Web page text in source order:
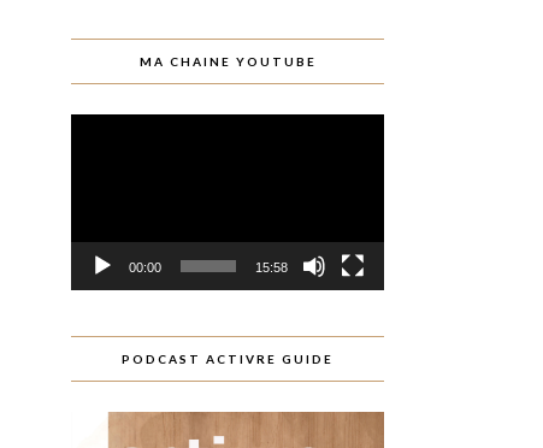
MA CHAINE YOUTUBE
00:00 15:58
PODCAST ACTIVRE GUIDE